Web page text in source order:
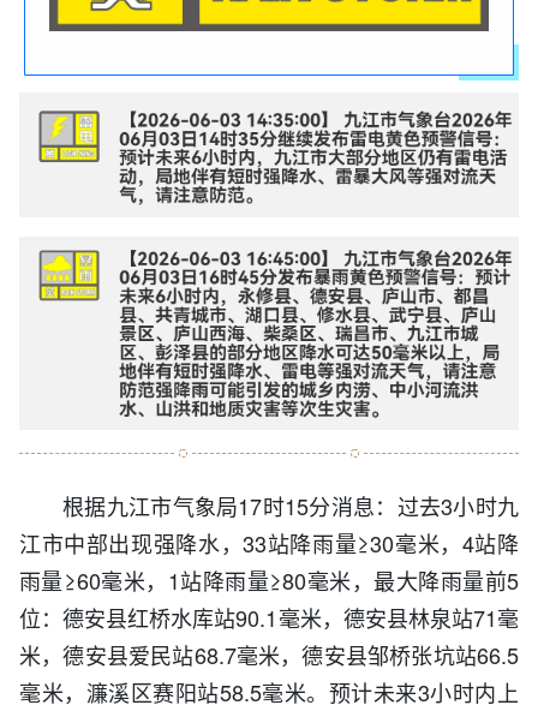
根据九江市气象局17时15分消息：过去3小时九
江市中部出现强降水，33站降雨量≥30毫米，4站降
雨量≥60毫米，1站降雨量≥80毫米，最大降雨量前5
位：德安县红桥水库站90.1毫米，德安县林泉站71毫
米，德安县爱民站68.7毫米，德安县邹桥张坑站66.5
毫米，濂溪区赛阳站58.5毫米。预计未来3小时内上